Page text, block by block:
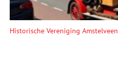
Historische Vereniging